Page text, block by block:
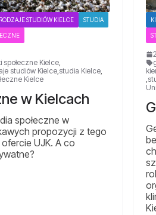
RODZAJE STUDIÓW KIELCE STUDIA
społeczne Kielce,
studiów Kielce,studia Kielce,
Kielce
w Kielcach
społeczne w
propozycji z tego
UJK. A co
,